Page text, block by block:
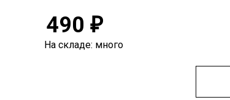
490 ₽
На складе: много